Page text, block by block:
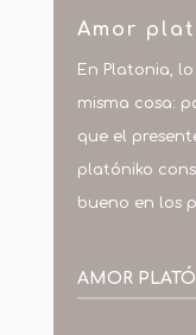
Amor
En Platonia,
misma cosa:
que el
platóniko
bueno en los
AMOR